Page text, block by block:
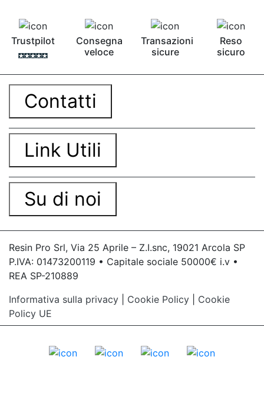
Trustpilot
Consegna
veloce
Transazioni
sicure
Reso
sicuro
Contatti
Link Utili
Su di noi
Resin Pro Srl, Via 25 Aprile – Z.I.snc, 19021 Arcola SP
P.IVA: 01473200119 • Capitale sociale 50000€ i.v •
REA SP-210889
Informativa sulla privacy
Cookie Policy
Cookie
Policy UE